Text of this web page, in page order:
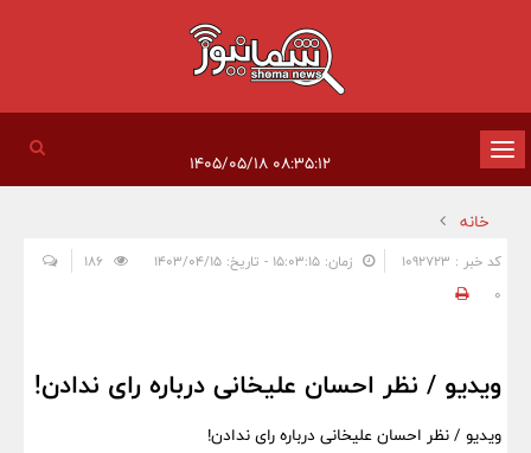
تغییر
وضعیت
ناوبری
خانه
کد خبر : 1092723 زمان: ۱۵:۰۳:۱۵ - تاریخ: ۱۴۰۳/۰۴/۱۵
0
ویدیو / نظر احسان علیخانی درباره رای ندادن!
ویدیو / نظر احسان علیخانی درباره رای ندادن!